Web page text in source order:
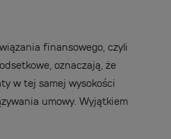
finansowego, czyli
oznaczają, że
w tej samej wysokości
umowy. Wyjątkiem